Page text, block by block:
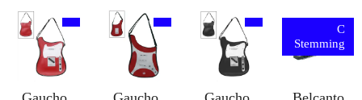
C
Stemming